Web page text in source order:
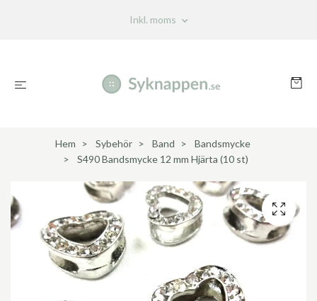
Inkl. moms
Hem Sybehör Band
Bandsmycke
S490 Bandsmycke 12 mm Hjärta (10 st)